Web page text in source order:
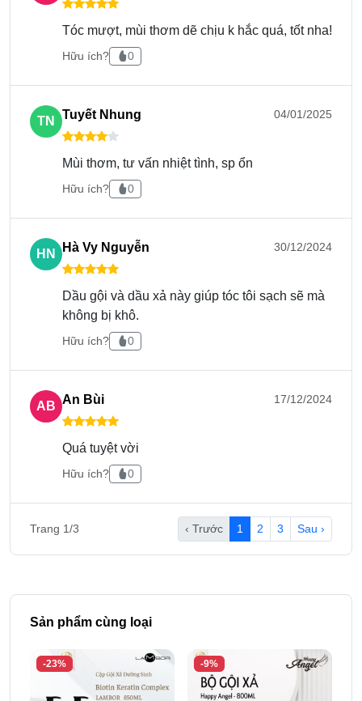
Bước 5: Chờ khoảng 2-3p để dầu xả hấp thu vào
tóc rồi xả sạch bằng nước lạnh.
Cách kiểm tra hàng chính hãng
Date in laze.
Hàng chính hãng sẽ có đầy đủ tem chống hàng
giả ở cổ chai, tem điện tử ở thân chai.
Tóc mượt, mùi thơm dẽ chịu k hắc quá, tốt nha!
Hữu ích? 0
TN Tuyết Nhung 04/01/2025
Mùi thơm, tư vấn nhiệt tình, sp ổn
Hữu ích? 0
HN Hà Vy Nguyễn 30/12/2024
Dầu gội và dầu xả này giúp tóc tôi sạch sẽ mà
không bị khô.
Hữu ích? 0
AB An Bùi 17/12/2024
Quá tuyệt vời
Hữu ích? 0
Trang 1/3 ‹ Trước 1 2 3 Sau ›
Sản phẩm cùng loại
-23% -9%